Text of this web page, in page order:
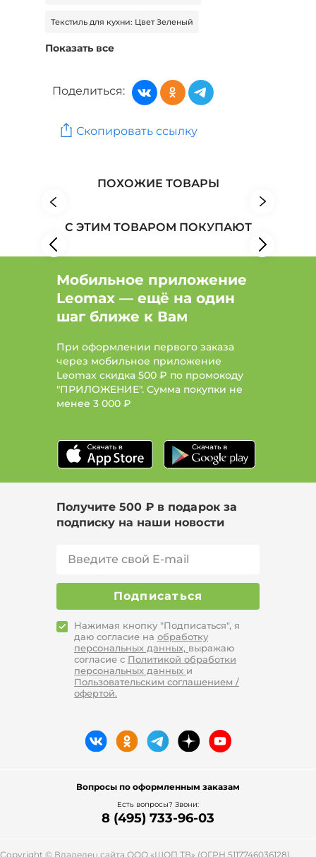
Текстиль для кухни: Цвет Зеленый
Текстиль для кухни: Цвет Белый
Текстиль для кухни: Цвет Красный
Товары для дома: Бренд OLIVETTI
Товары для дома: Бренд ПРОСТО БЛЕСК
Показать все
Поделиться:
Скопировать ссылку
ПОХОЖИЕ ТОВАРЫ
С ЭТИМ ТОВАРОМ ПОКУПАЮТ
Мобильное приложение
Leomax — ещё на один
шаг ближе к Вам
При оформлении первого заказа
через мобильное приложение
Leomax скидка 500 ₽ по промокоду
"ПРИЛОЖЕНИЕ". Сумма покупки не
менее 3 000 ₽
Получите 500 ₽ в подарок за
подписку на наши новости
Подписаться
Нажимая кнопку "Подписаться", я
даю согласие на обработку
персональных данных, выражаю
согласие с Политикой обработки
персональных данных и
Пользовательским соглашением /
офертой.
Вопросы по оформленным заказам
Есть вопросы? Звони:
8 (495) 733-96-03
Copyright © Владелец сайта ООО «ШОП ТВ» (ОГРН 5117746036128),